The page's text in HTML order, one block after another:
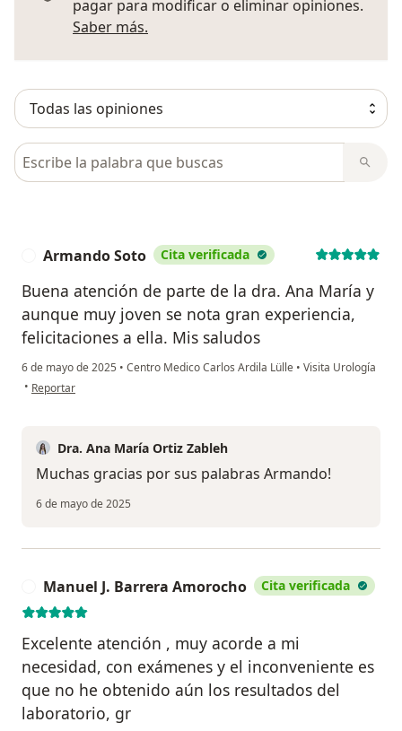
pagar para modificar o eliminar opiniones.
Saber más.
Busca en opiniones
Armando Soto Cita verificada
Buena atención de parte de la dra. Ana María y
aunque muy joven se nota gran experiencia,
felicitaciones a ella. Mis saludos
6 de mayo de 2025 • Centro Medico Carlos Ardila Lülle • Visita Urología
• en opinión del usuario Armando Soto
Reportar
Dra. Ana María Ortiz Zableh
Muchas gracias por sus palabras Armando!
6 de mayo de 2025
Manuel J. Barrera Amorocho Cita verificada
Excelente atención , muy acorde a mi
necesidad, con exámenes y el inconveniente es
que no he obtenido aún los resultados del
laboratorio, gr